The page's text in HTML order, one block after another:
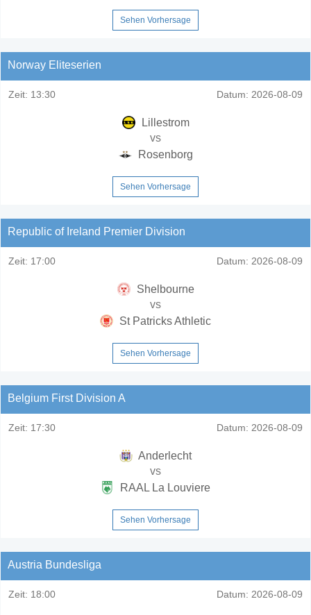
Sehen Vorhersage
Norway Eliteserien
Zeit: 13:30 Datum: 2026-08-09
Lillestrom
vs
Rosenborg
Sehen Vorhersage
Republic of Ireland Premier Division
Zeit: 17:00 Datum: 2026-08-09
Shelbourne
vs
St Patricks Athletic
Sehen Vorhersage
Belgium First Division A
Zeit: 17:30 Datum: 2026-08-09
Anderlecht
vs
RAAL La Louviere
Sehen Vorhersage
Austria Bundesliga
Zeit: 18:00 Datum: 2026-08-09